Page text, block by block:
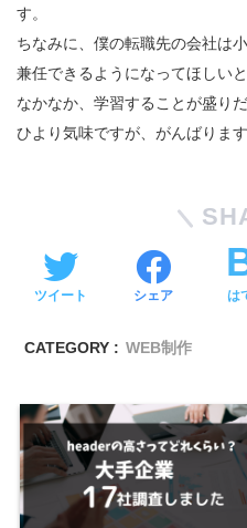
す。
ちなみに、僕の転職先の会社は
兼任できるようになってほしいと
なかなか、学習することが盛り
ひより気味ですが、がんばります
ツイート シェア は
CATEGORY : WEB制作